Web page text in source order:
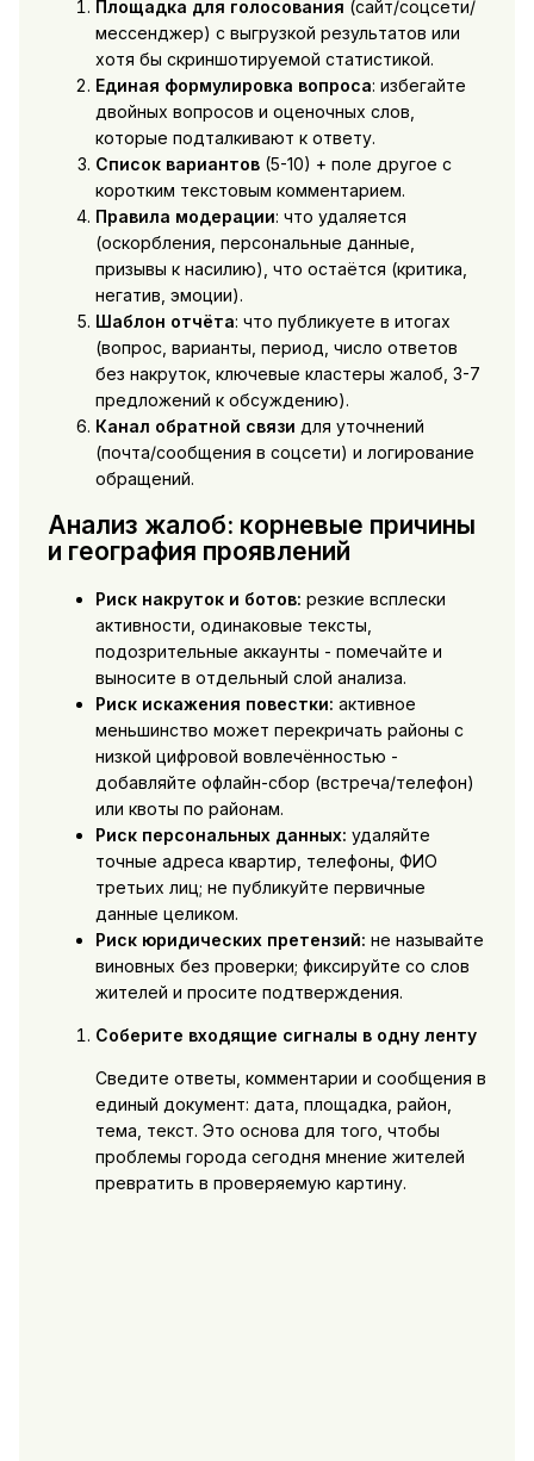
Площадка для голосования (сайт/соцсети/
мессенджер) с выгрузкой результатов или
хотя бы скриншотируемой статистикой.
Единая формулировка вопроса: избегайте
двойных вопросов и оценочных слов,
которые подталкивают к ответу.
Список вариантов(5-10) + поле другое с
коротким текстовым комментарием.
Правила модерации: что удаляется
(оскорбления, персональные данные,
призывы к насилию), что остаётся (критика,
негатив, эмоции).
Шаблон отчёта: что публикуете в итогах
(вопрос, варианты, период, число ответов
без накруток, ключевые кластеры жалоб, 3-7
предложений к обсуждению).
Канал обратной связи для уточнений
(почта/сообщения в соцсети) и логирование
обращений.
Анализ жалоб: корневые причины
и география проявлений
Риск накруток и ботов: резкие всплески
активности, одинаковые тексты,
подозрительные аккаунты - помечайте и
выносите в отдельный слой анализа.
Риск искажения повестки: активное
меньшинство может перекричать районы с
низкой цифровой вовлечённостью -
добавляйте офлайн-сбор (встреча/телефон)
или квоты по районам.
Риск персональных данных: удаляйте
точные адреса квартир, телефоны, ФИО
третьих лиц; не публикуйте первичные
данные целиком.
Риск юридических претензий: не называйте
виновных без проверки; фиксируйте со слов
жителей и просите подтверждения.
Соберите входящие сигналы в одну ленту
Сведите ответы, комментарии и сообщения в
единый документ: дата, площадка, район,
тема, текст. Это основа для того, чтобы
проблемы города сегодня мнение жителей
превратить в проверяемую картину.